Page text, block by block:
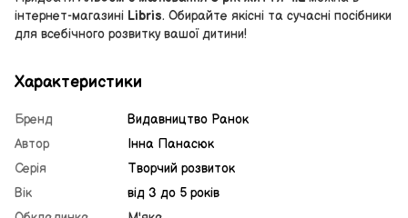
інтернет-магазині Libris. Обирайте якісні та сучасні посібники
для всебічного розвитку вашої дитини!
Характеристики
Бренд
Видавництво Ранок
Автор
Інна Панасюк
Серія
Творчий розвиток
Вік
від 3 до 5 років